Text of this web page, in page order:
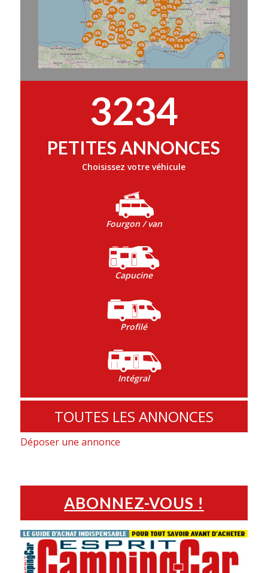
3234
PETITES ANNONCES
Choisissez votre véhicule
Fourgon / van
Capucine
Profilé
Intégral
TOUTES LES ANNONCES
Déposer une annonce
ABONNEZ-VOUS !